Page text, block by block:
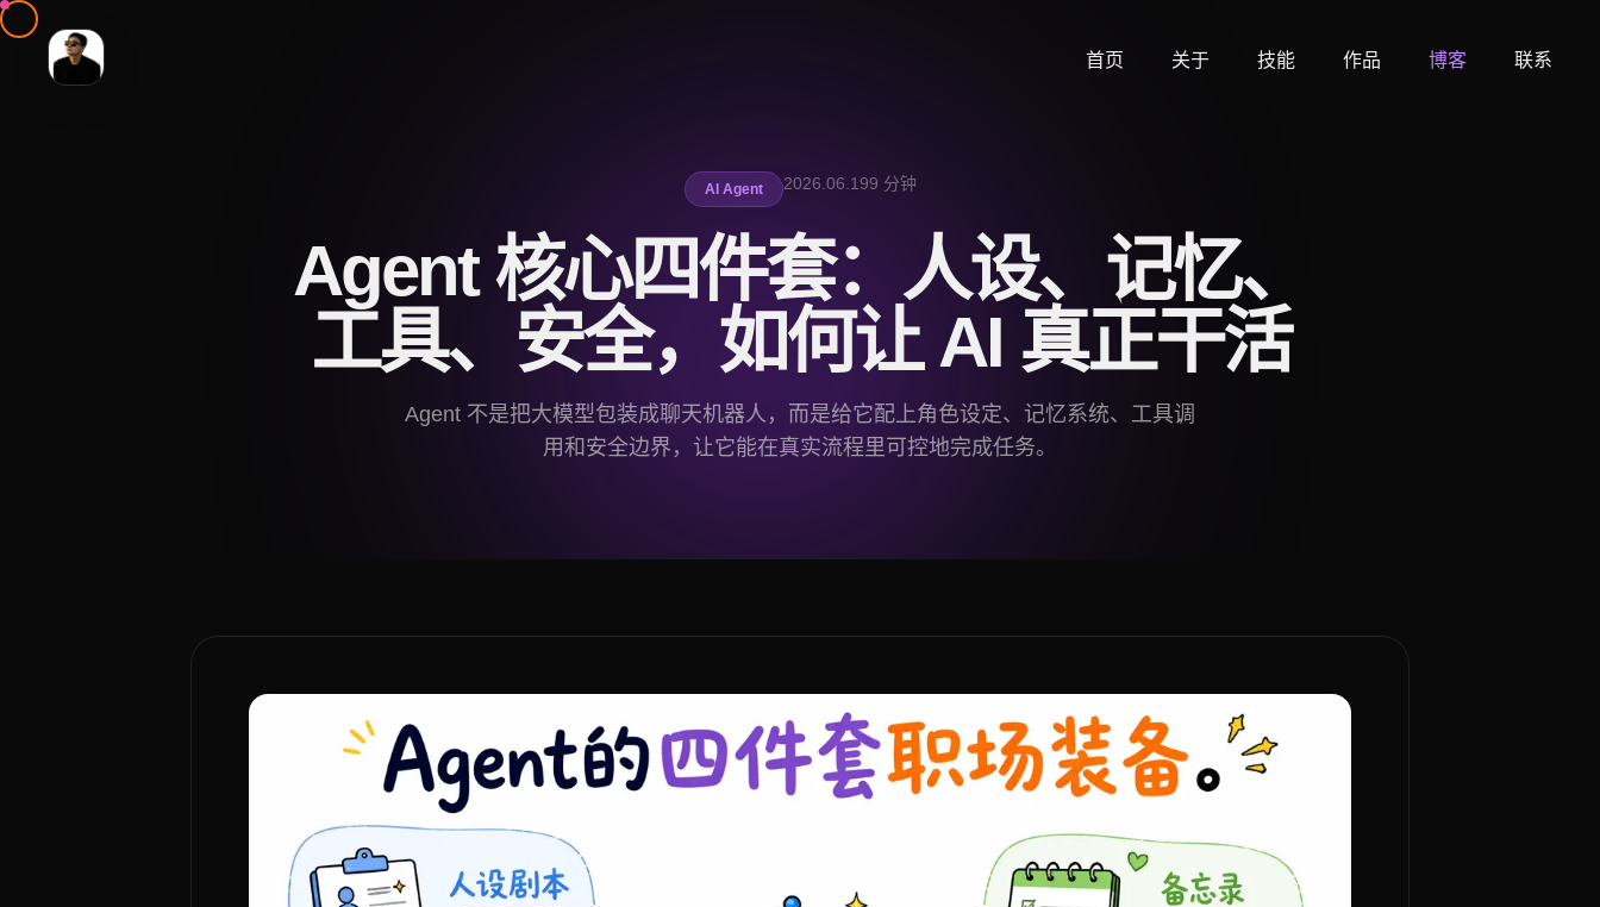
首页 关于 技能 作品 博客 联系
AI Agent 2026.06.199 分钟
Agent 核心四件套：人设、记忆、
工具、安全，如何让 AI 真正干活
Agent 不是把大模型包装成聊天机器人，而是给它配上角色设定、记忆系统、工具调
用和安全边界，让它能在真实流程里可控地完成任务。